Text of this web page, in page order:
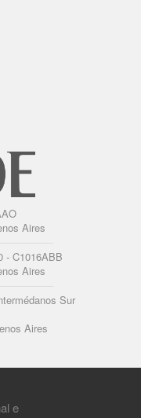
Aires
- C1016ABB
Aires
Sur
Aires
e